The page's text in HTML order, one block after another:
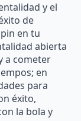
y el
de
en tu
abierta
a cometer
en
para
éxito,
la bola y